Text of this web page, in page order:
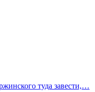
туда завести,…